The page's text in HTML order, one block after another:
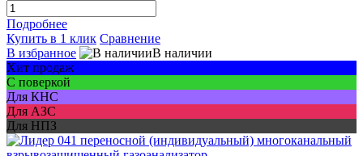
Подробнее
Купить в 1 клик Сравнение
В избранное
В наличии
Хит продаж
С поверкой
Для КНС
Для АЗС
Для НПЗ